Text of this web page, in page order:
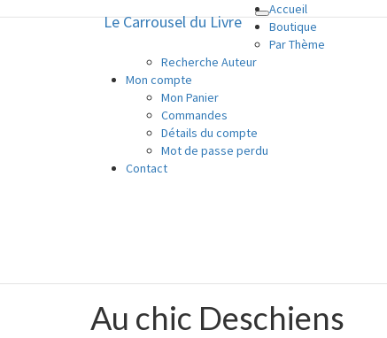
Toggle
navigation
Le Carrousel du Livre
Accueil
Boutique
Par Thème
Recherche Auteur
Mon compte
Mon Panier
Commandes
Détails du compte
Mot de passe perdu
Contact
Le Carrousel du Livre
La bouquinerie consiste à
Au
chic
Au chic Deschiens